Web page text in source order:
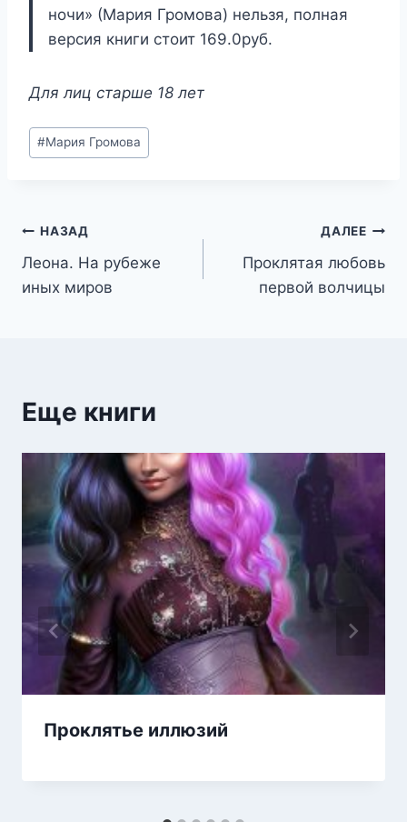
ночи» (Мария Громова) нельзя, полная
версия книги стоит 169.0руб.
Для лиц старше 18 лет
Метки
записи:
#Мария Громова
Навигация
по
НАЗАД
Леона. На рубеже
иных миров
ДАЛЕЕ
Проклятая любовь
первой волчицы
Еще книги
Проклятье иллюзий